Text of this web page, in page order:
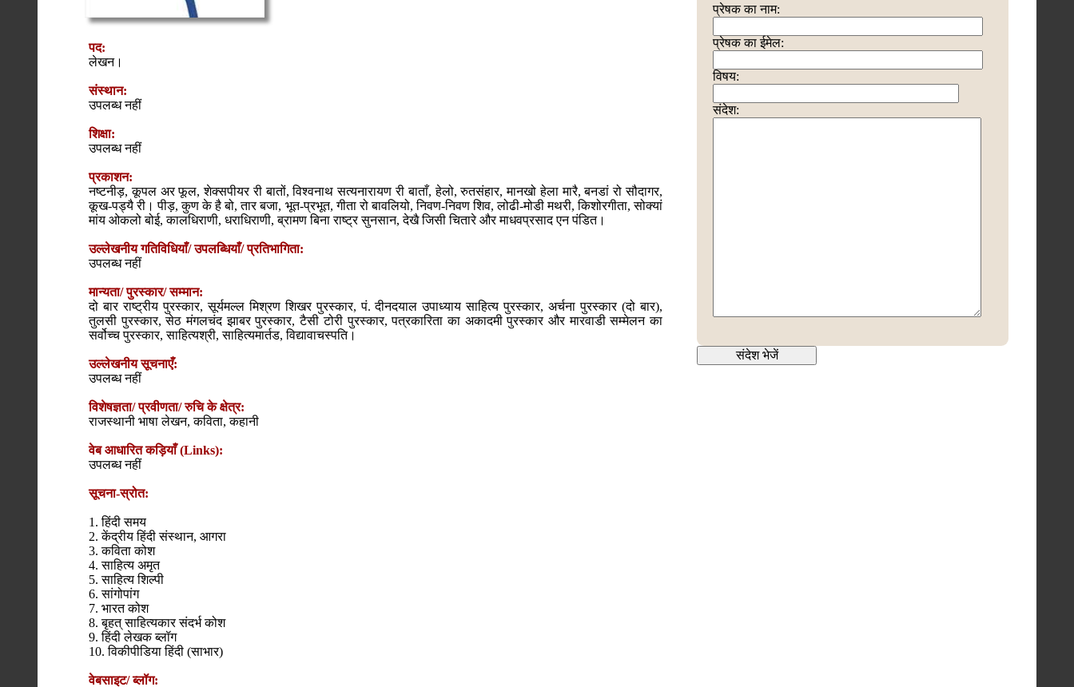
प्रेषक का नाम:
प्रेषक का ईमेल:
विषय:
संदेश:
पद:
लेखन।
संस्थान:
उपलब्ध नहीं
शिक्षा:
उपलब्ध नहीं
प्रकाशन:
नष्टनीड़, कूपल अर फूल, शेक्सपीयर री बातों, विश्वनाथ सत्यनारायण री बाताँ, हेलो, रुतसंहार, मानखो हेला मारै, बनडां रो सौदागर,
कूख-पड्यै री। पीड़, कुण के है बो, तार बजा, भूत-प्रभूत, गीता रो बावलियो, निवण-निवण शिव, लोढी-मोडी मथरी, किशोरगीता, सोक्यां
मांय ओकलो बोई, कालधिराणी, धराधिराणी, ब्रामण बिना राष्ट्र सुनसान, देखै जिसी चितारे और माधवप्रसाद एन पंडित।
उल्लेखनीय गतिविधियाँ/ उपलब्धियाँ/ प्रतिभागिता:
उपलब्ध नहीं
मान्यता/ पुरस्कार/ सम्मान:
दो बार राष्ट्रीय पुरस्कार, सूर्यमल्ल मिश्रण शिखर पुरस्कार, पं. दीनदयाल उपाध्याय साहित्य पुरस्कार, अर्चना पुरस्कार (दो बार),
तुलसी पुरस्कार, सेठ मंगलचंद झाबर पुरस्कार, टैसी टोरी पुरस्कार, पत्रकारिता का अकादमी पुरस्कार और मारवाडी सम्मेलन का
सर्वोच्च पुरस्कार, साहित्यश्री, साहित्यमार्तड, विद्यावाचस्पति।
उल्लेखनीय सूचनाएँ:
उपलब्ध नहीं
विशेषज्ञता/ प्रवीणता/ रुचि के क्षेत्र:
राजस्थानी भाषा लेखन, कविता, कहानी
वेब आधारित कड़ियाँ (Links):
उपलब्ध नहीं
सूचना-स्रोत:
1. हिंदी समय
2. केंद्रीय हिंदी संस्थान, आगरा
3. कविता कोश
4. साहित्य अमृत
5. साहित्य शिल्पी
6. सांगोपांग
7. भारत कोश
8. बृहत् साहित्यकार संदर्भ कोश
9. हिंदी लेखक ब्लॉग
10. विकीपीडिया हिंदी (साभार)
वेबसाइट/ ब्लॉग: